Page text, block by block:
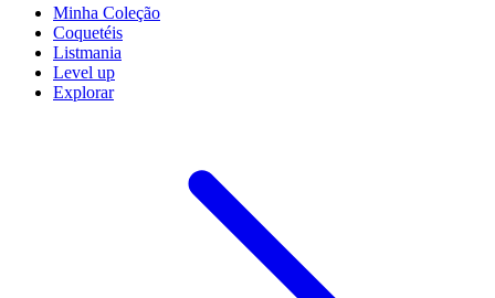
Minha Coleção
Coquetéis
Listmania
Level up
Explorar